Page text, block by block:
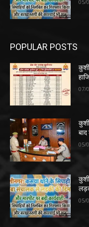
05/
POPULAR POSTS
07/
05/
05/